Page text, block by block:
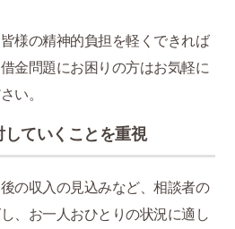
様の精神的負担を軽くできれば
金問題にお困りの方はお気軽に
い。
ていくことを重視
の収入の見込みなど、相談者の
、お一人おひとりの状況に適し